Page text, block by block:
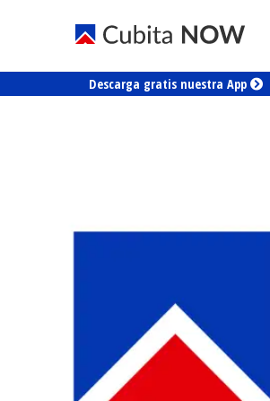
Descarga gratis nuestra App